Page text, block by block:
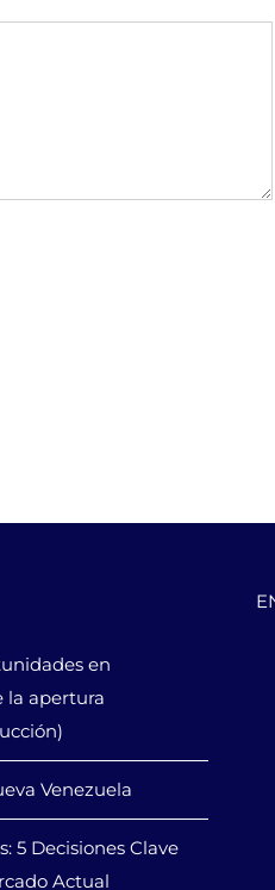
en
la apertura
Venezuela
5 Decisiones Clave
Actual